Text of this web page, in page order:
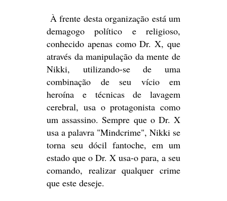
À frente desta organização está um
demagogo político e religioso,
conhecido apenas como Dr. X, que
através da manipulação da mente de
Nikki, utilizando-se de uma
combinação de seu vício em
heroína e técnicas de lavagem
cerebral, usa o protagonista como
um assassino. Sempre que o Dr. X
usa a palavra "Mindcrime", Nikki se
torna seu dócil fantoche, em um
estado que o Dr. X usa-o para, a seu
comando, realizar qualquer crime
que este deseje.